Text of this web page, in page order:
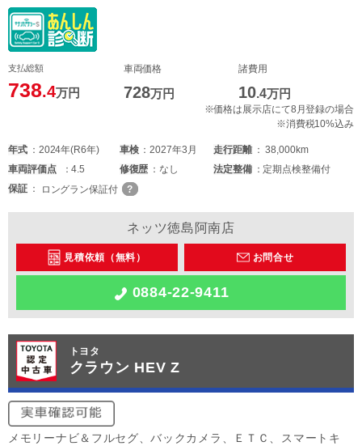
支払総額
738.4万円
車両価格
728万円
諸費用
10.4万円
※価格は展示店にて8月登録の場合
※消費税10%込み
年式 2024年(R6年) 車検 2027年3月 走行距離
38,000km
車両評価点 4.5 修復歴 なし 法定整備
定期点検整備付
保証
ロングラン保証付
ネッツ徳島阿南店
見積依頼（無料） お問合せ
0884-22-9411
トヨタ
クラウン HEV Z
メモリーナビ＆フルセグ、バックカメラ、ＥＴＣ、スマートキ